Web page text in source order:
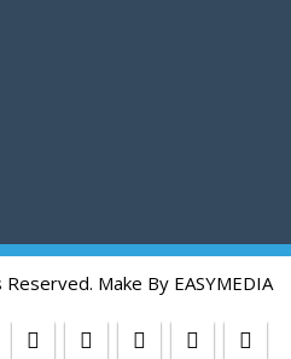
Make By EASYMEDIA